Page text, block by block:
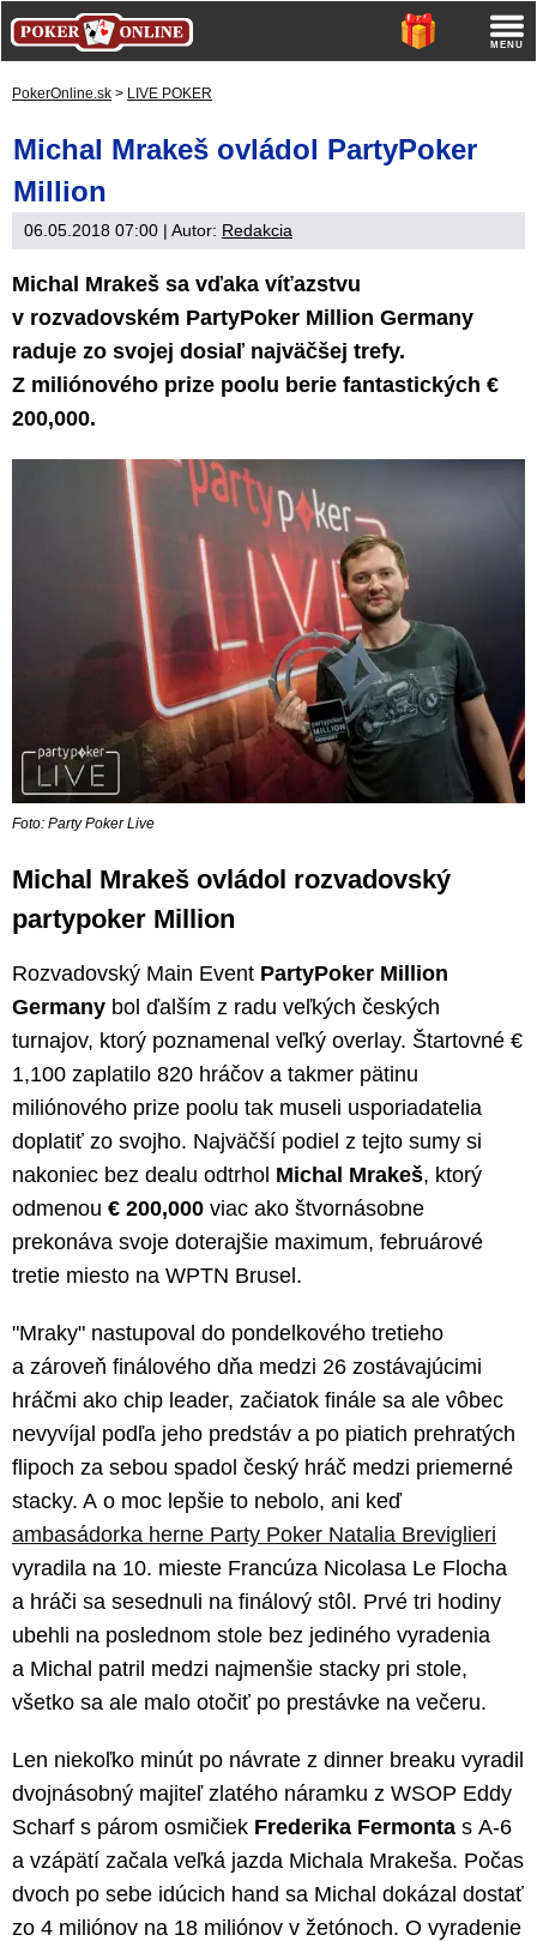
PokerOnline.sk > LIVE POKER
Michal Mrakeš ovládol PartyPoker
Million
06.05.2018 07:00 | Autor: Redakcia
Michal Mrakeš sa vďaka víťazstvu
v rozvadovském PartyPoker Million Germany
raduje zo svojej dosiaľ najväčšej trefy.
Z miliónového prize poolu berie fantastických €
200,000.
Foto: Party Poker Live
Michal Mrakeš ovládol rozvadovský
partypoker Million
Rozvadovský Main Event PartyPoker Million
Germany bol ďalším z radu veľkých českých
turnajov, ktorý poznamenal veľký overlay. Štartovné €
1,100 zaplatilo 820 hráčov a takmer pätinu
miliónového prize poolu tak museli usporiadatelia
doplatiť zo svojho. Najväčší podiel z tejto sumy si
nakoniec bez dealu odtrhol Michal Mrakeš, ktorý
odmenou € 200,000 viac ako štvornásobne
prekonáva svoje doterajšie maximum, februárové
tretie miesto na WPTN Brusel.
"Mraky" nastupoval do pondelkového tretieho
a zároveň finálového dňa medzi 26 zostávajúcimi
hráčmi ako chip leader, začiatok finále sa ale vôbec
nevyvíjal podľa jeho predstáv a po piatich prehratých
flipoch za sebou spadol český hráč medzi priemerné
stacky. A o moc lepšie to nebolo, ani keď
ambasádorka herne Party Poker Natalia Breviglieri
vyradila na 10. mieste Francúza Nicolasa Le Flocha
a hráči sa sesednuli na finálový stôl. Prvé tri hodiny
ubehli na poslednom stole bez jediného vyradenia
a Michal patril medzi najmenšie stacky pri stole,
všetko sa ale malo otočiť po prestávke na večeru.
Len niekoľko minút po návrate z dinner breaku vyradil
dvojnásobný majiteľ zlatého náramku z WSOP Eddy
Scharf s párom osmičiek Frederika Fermonta s A-6
a vzápätí začala veľká jazda Michala Mrakeša. Počas
dvoch po sebe idúcich hand sa Michal dokázal dostať
zo 4 miliónov na 18 miliónov v žetónoch. O vyradenie